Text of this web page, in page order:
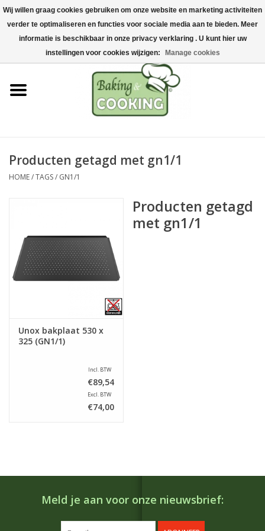
Home
Bak-& kookgerei
Machines & onderdelen
Chocolade & ijsbereiding
Hygiëne & opslag
Acties
Producten getagd met gn1/1
HOME/TAGS/ GN1/1
Unox bakplaat 530 x
325 (GN1/1)
Incl. BTW
€89,54
Excl. BTW
€74,00
Producten getagd
met gn1/1
Meld je aan voor onze nieuwsbrief:
Wij willen graag cookies gebruiken om onze website en marketing activiteiten
verder te optimaliseren en functies voor sociale media aan te bieden. Meer
informatie is beschikbaar in onze privacy verklaring . U kunt hier uw
instellingen voor cookies wijzigen:
Manage cookies